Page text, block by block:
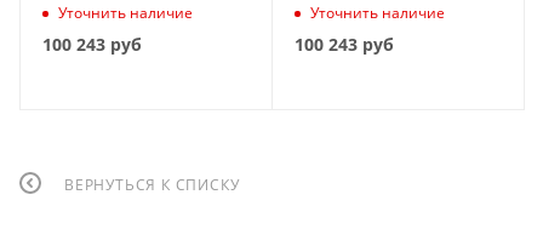
Уточнить наличие
100 243 руб
Уточнить наличие
100 243 руб
ВЕРНУТЬСЯ К СПИСКУ